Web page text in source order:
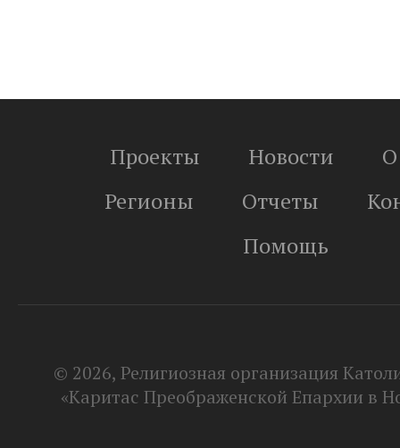
Проекты Новости
Регионы
Отчеты
Помощь
© 2026, Религиозная организация
«Каритас Преображенской Епархии в